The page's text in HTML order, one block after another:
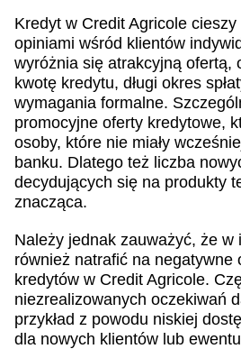
Kredyt w Credit Agricole
opiniami wśród klientów
wyróżnia się atrakcyjną ofertą,
kwotę kredytu, długi okres
wymagania formalne.
promocyjne oferty kredytowe,
osoby, które nie miały
banku. Dlatego też liczba
decydujących się na produkty
znacząca.
Należy jednak zauważyć, że w
również natrafić na negatywne
kredytów w Credit Agricole.
niezrealizowanych oczekiwań
przykład z powodu niskiej
dla nowych klientów lub